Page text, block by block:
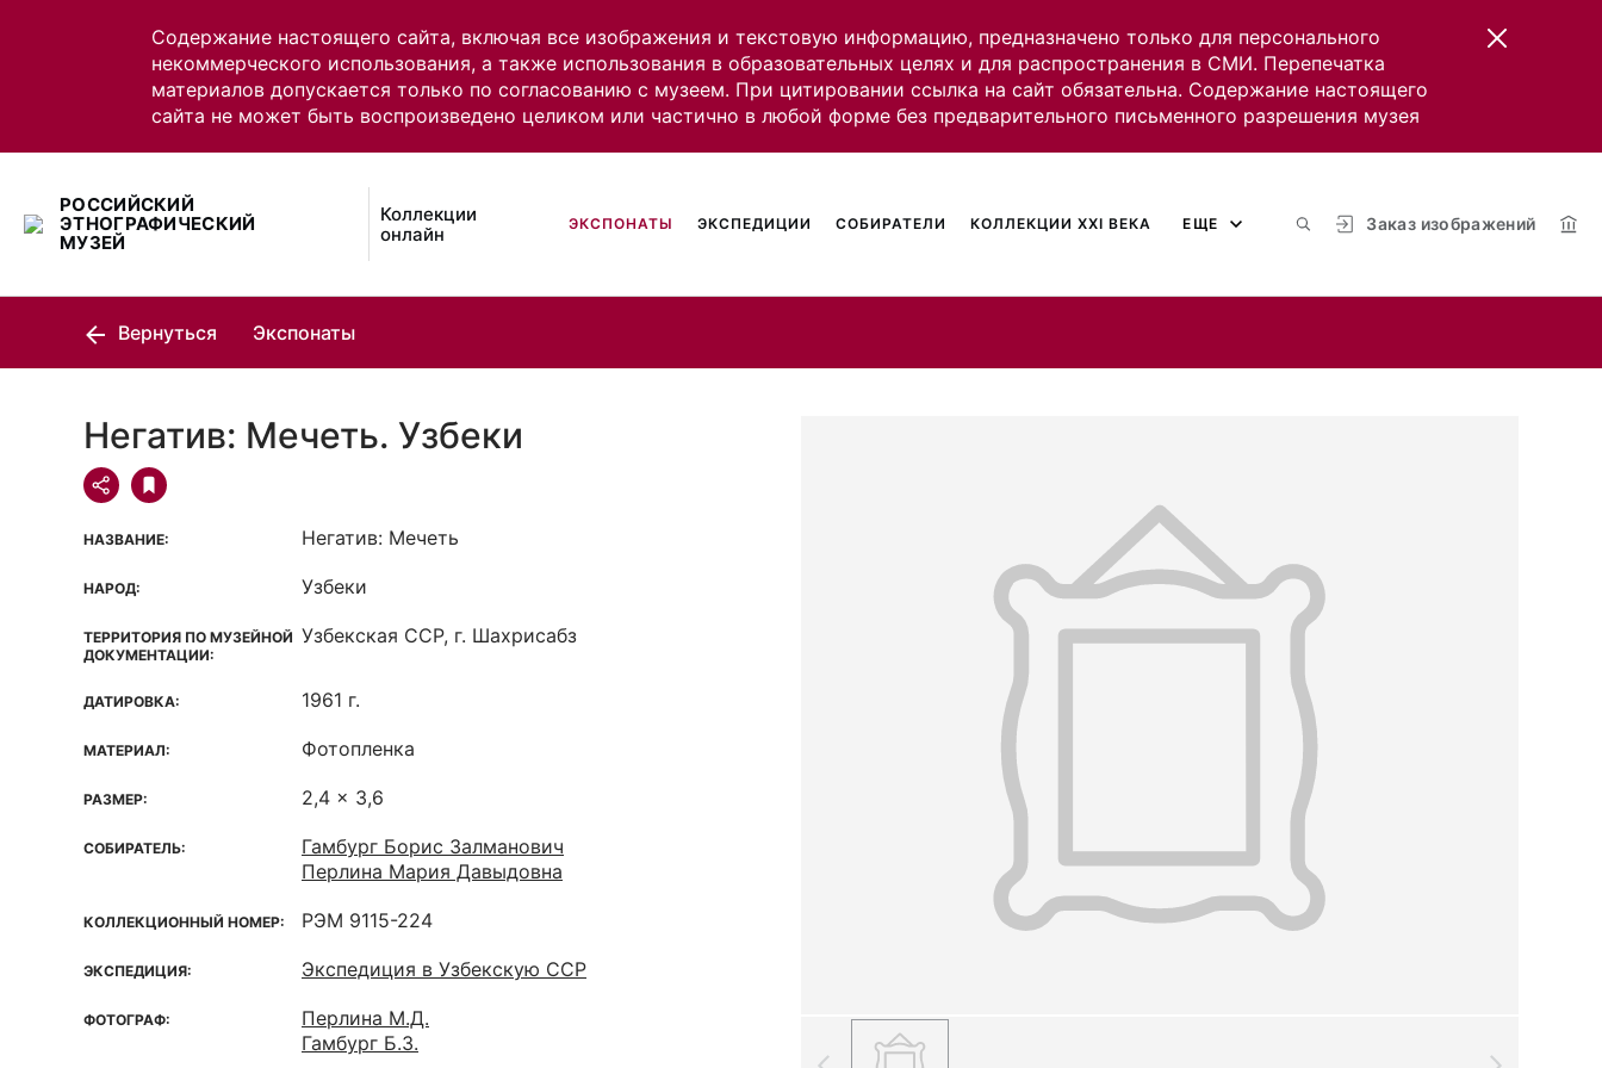
Содержание настоящего сайта, включая все изображения и текстовую информацию, предназначено только для персонального
некоммерческого использования, а также использования в образовательных целях и для распространения в СМИ. Перепечатка
материалов допускается только по согласованию с музеем. При цитировании ссылка на сайт обязательна. Содержание настоящего
сайта не может быть воспроизведено целиком или частично в любой форме без предварительного письменного разрешения музея
РОССИЙСКИЙ
ЭТНОГРАФИЧЕСКИЙ
МУЗЕЙ
Коллекции
онлайн
Заказ изображений
ЭКСПОНАТЫ ЭКСПЕДИЦИИ СОБИРАТЕЛИ КОЛЛЕКЦИИ XXI ВЕКА ЕЩЕ
Вернуться Экспонаты
Негатив: Мечеть. Узбеки
НАЗВАНИЕ: Негатив: Мечеть
НАРОД: Узбеки
ТЕРРИТОРИЯ ПО МУЗЕЙНОЙ
ДОКУМЕНТАЦИИ:
Узбекская ССР, г. Шахрисабз
ДАТИРОВКА: 1961 г.
МАТЕРИАЛ: Фотопленка
РАЗМЕР: 2,4 x 3,6
СОБИРАТЕЛЬ:
Гамбург Борис Залманович
Перлина Мария Давыдовна
КОЛЛЕКЦИОННЫЙ НОМЕР: РЭМ 9115-224
ЭКСПЕДИЦИЯ: Экспедиция в Узбекскую ССР
ФОТОГРАФ:
Перлина М.Д.
Гамбург Б.З.